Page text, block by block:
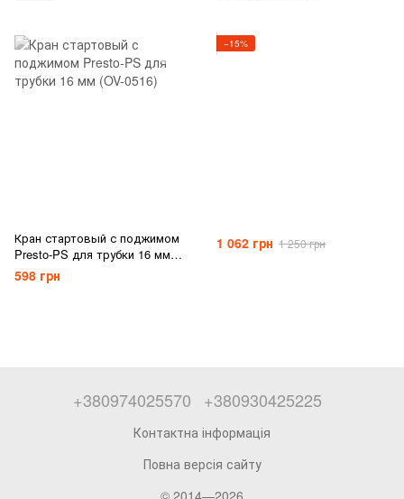
Кран стартовый с поджимом
Presto-PS для трубки 16 мм
(OV-0516)
598 грн
−15%
1 062 грн 1 250 грн
+380974025570 +380930425225
Контактна інформація
Повна версія сайту
© 2014—2026